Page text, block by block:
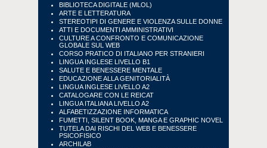
BIBLIOTECA DIGITALE (MLOL)
ARTE E LETTERATURA
STEREOTIPI DI GENERE E VIOLENZA SULLE DONNE
ATTI E DOCUMENTI AMMINISTRATIVI
CULTURE A CONFRONTO E COMUNICAZIONE
GLOBALE SUL WEB
CORSO PRATICO DI ITALIANO PER STRANIERI
LINGUA INGLESE LIVELLO B1
SALUTE E BENESSERE MENTALE
EDUCAZIONE ALLA GENITORIALITÀ
LINGUA INGLESE LIVELLO A2
CATALOGARE CON LE REICAT
LINGUA ITALIANA LIVELLO A2
ALFABETIZZAZIONE INFORMATICA
FUMETTI, SILENT BOOK, MANGA E GRAPHIC NOVEL
TUTELA DAI RISCHI DEL WEB E BENESSERE
PSICOFISICO
ARCHILAB